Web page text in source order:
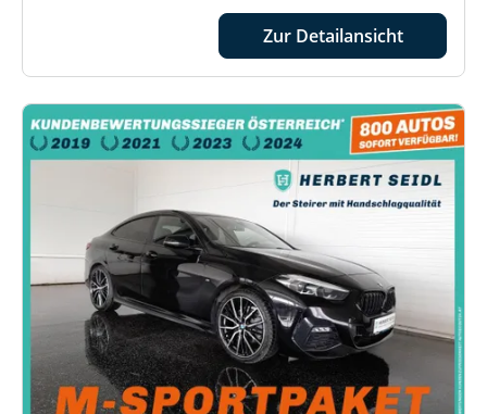
Zur Detailansicht